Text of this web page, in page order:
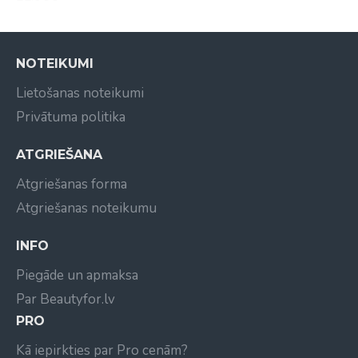
Sulfāti
Parabēni
NOTEIKUMI
Lietošanas noteikumi
Privātuma politika
ATGRIEŠANA
Atgriešanas forma
Atgriešanas noteikumu
INFO
Piegāde un apmaksa
Par Beautyfor.lv
PRO
Kā iepirkties par Pro cenām?